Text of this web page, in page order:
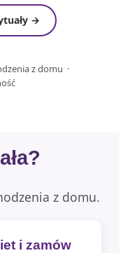
→
z domu ·
z domu.
i zamów